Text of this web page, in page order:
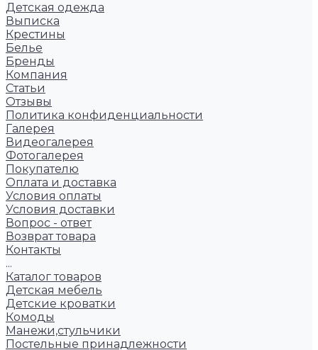
Детская одежда
Выписка
Крестины
Белье
Бренды
Компания
Статьи
Отзывы
Политика конфиденциальности
Галерея
Видеогалерея
Фотогалерея
Покупателю
Оплата и доставка
Условия оплаты
Условия доставки
Вопрос - ответ
Возврат товара
Контакты
...
Каталог товаров
Детская мебель
Детские кроватки
Комоды
Манежи,стульчики
Постельные принадлежности